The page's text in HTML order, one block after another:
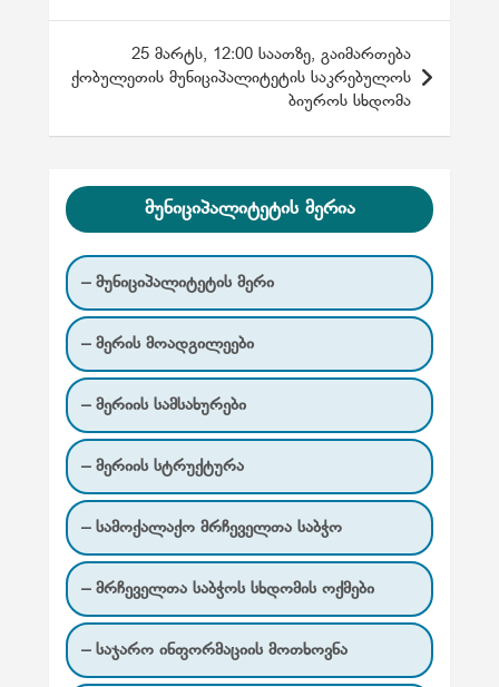
ტ
ნ
25 მარტს, 12:00 საათზე, გაიმართება
ქობულეთის მუნიციპალიტეტის საკრებულოს
ბიუროს სხდომა
მუნიციპალიტეტის მერია
– მუნიციპალიტეტის მერი
– მერის მოადგილეები
– მერიის სამსახურები
– მერიის სტრუქტურა
– სამოქალაქო მრჩეველთა საბჭო
– მრჩეველთა საბჭოს სხდომის ოქმები
– საჯარო ინფორმაციის მოთხოვნა